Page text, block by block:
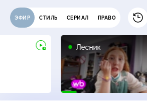
ЭФИР СТИЛЬ СЕРИАЛ ПРАВО
Лесник